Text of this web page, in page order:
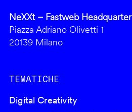
NeXXt – Fastweb Headquarter
Piazza Adriano Olivetti 1
20139 Milano
TEMATICHE
Digital Creativity